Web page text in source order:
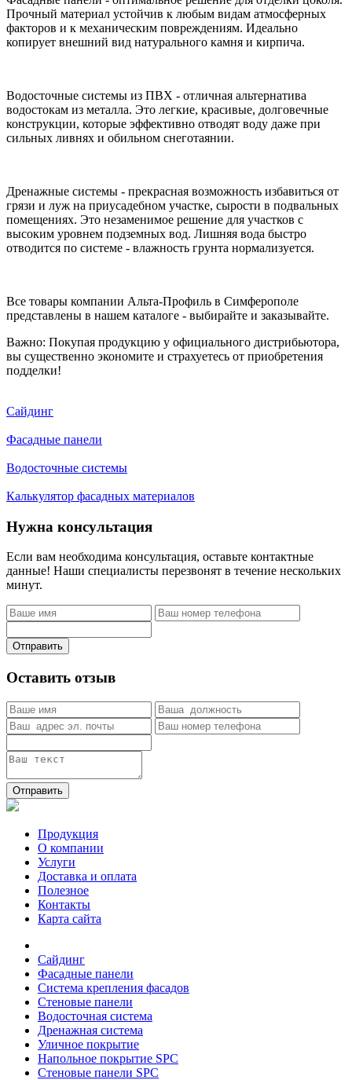
Прочный материал устойчив к любым видам атмосферных
факторов и к механическим повреждениям. Идеально
копирует внешний вид натурального камня и кирпича.
Водосточные системы из ПВХ - отличная альтернатива
водостокам из металла. Это легкие, красивые, долговечные
конструкции, которые эффективно отводят воду даже при
сильных ливнях и обильном снеготаянии.
Дренажные системы - прекрасная возможность избавиться от
грязи и луж на приусадебном участке, сырости в подвальных
помещениях. Это незаменимое решение для участков с
высоким уровнем подземных вод. Лишняя вода быстро
отводится по системе - влажность грунта нормализуется.
Все товары компании Альта-Профиль в Симферополе
представлены в нашем каталоге - выбирайте и заказывайте.
Важно: Покупая продукцию у официального дистрибьютора,
вы существенно экономите и страхуетесь от приобретения
подделки!
Сайдинг
Фасадные панели
Водосточные системы
Калькулятор фасадных материалов
Нужна консультация
Если вам необходима консультация, оставьте контактные
данные! Наши специалисты перезвонят в течение нескольких
минут.
Отправить
Оставить отзыв
Отправить
Продукция
О компании
Услуги
Доставка и оплата
Полезное
Контакты
Карта сайта
Сайдинг
Фасадные панели
Система крепления фасадов
Стеновые панели
Водосточная система
Дренажная система
Уличное покрытие
Напольное покрытие SPC
Стеновые панели SPC